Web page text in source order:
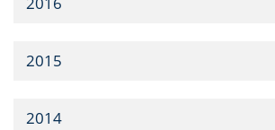
2015
2014